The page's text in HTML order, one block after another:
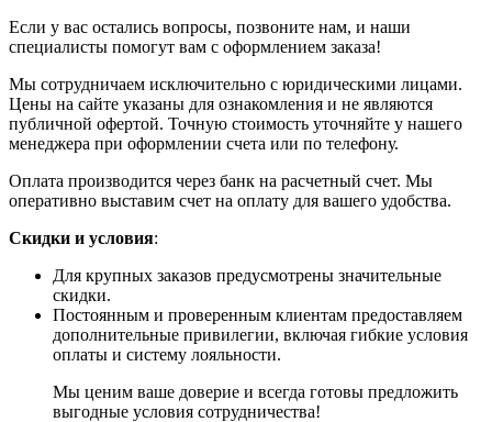
Если у вас остались вопросы, позвоните нам, и наши
специалисты помогут вам с оформлением заказа!
Мы сотрудничаем исключительно с юридическими лицами.
Цены на сайте указаны для ознакомления и не являются
публичной офертой. Точную стоимость уточняйте у нашего
менеджера при оформлении счета или по телефону.
Оплата производится через банк на расчетный счет. Мы
оперативно выставим счет на оплату для вашего удобства.
Скидки и условия:
Для крупных заказов предусмотрены значительные
скидки.
Постоянным и проверенным клиентам предоставляем
дополнительные привилегии, включая гибкие условия
оплаты и систему лояльности.
Мы ценим ваше доверие и всегда готовы предложить
выгодные условия сотрудничества!